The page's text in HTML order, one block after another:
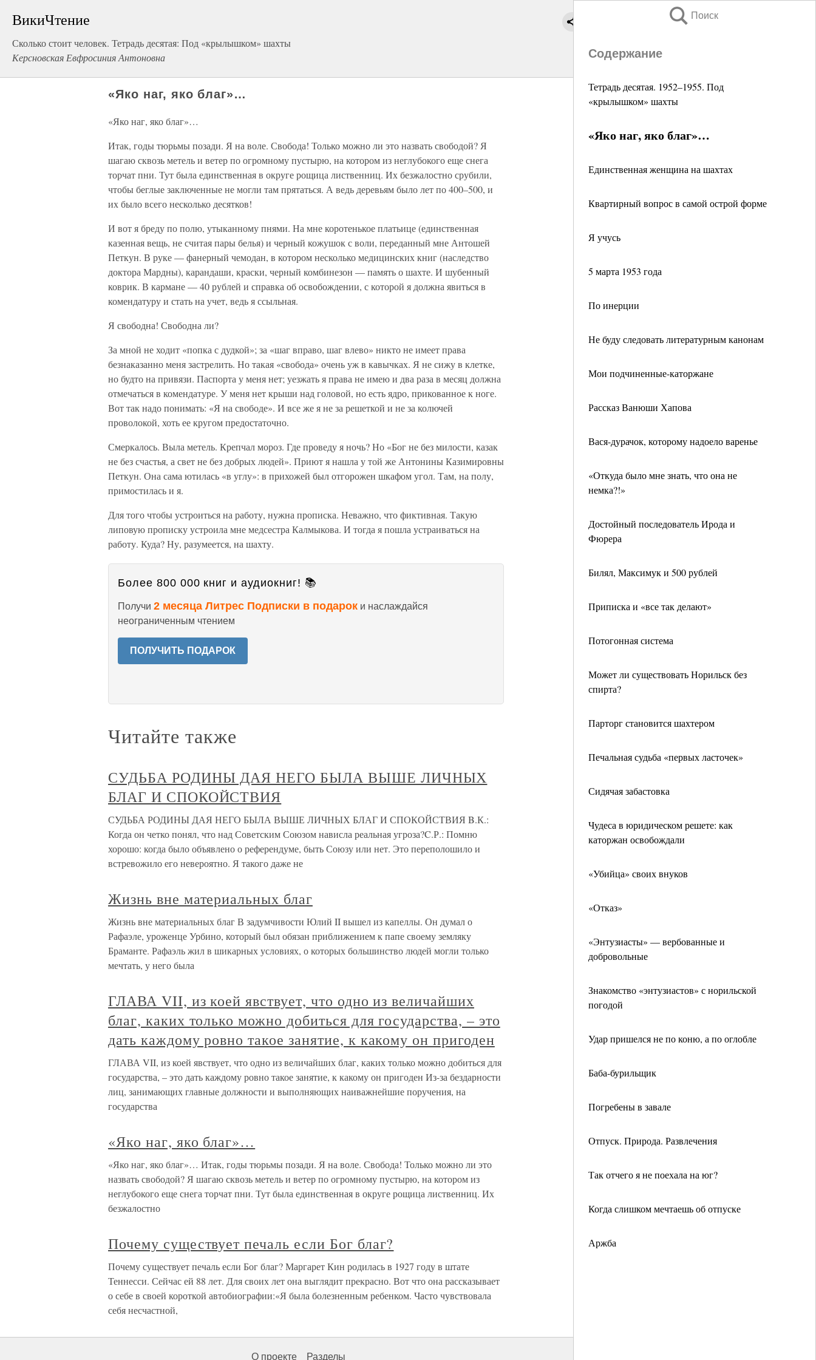
ВикиЧтение
Сколько стоит человек. Тетрадь десятая: Под «крылышком» шахты
Керсновская Евфросиния Антоновна
Поиск
Содержание
Тетрадь десятая. 1952–1955. Под
«крылышком» шахты
«Яко наг, яко благ»…
Единственная женщина на шахтах
Квартирный вопрос в самой острой форме
Я учусь
5 марта 1953 года
По инерции
Не буду следовать литературным канонам
Мои подчиненные-каторжане
Рассказ Ванюши Хапова
Вася-дурачок, которому надоело варенье
«Откуда было мне знать, что она не
немка?!»
Достойный последователь Ирода и
Фюрера
Билял, Максимук и 500 рублей
Приписка и «все так делают»
Потогонная система
Может ли существовать Норильск без
спирта?
Парторг становится шахтером
Печальная судьба «первых ласточек»
Сидячая забастовка
Чудеса в юридическом решете: как
каторжан освобождали
«Убийца» своих внуков
«Отказ»
«Энтузиасты» — вербованные и
добровольные
Знакомство «энтузиастов» с норильской
погодой
Удар пришелся не по коню, а по оглобле
Баба-бурильщик
Погребены в завале
Отпуск. Природа. Развлечения
Так отчего я не поехала на юг?
Когда слишком мечтаешь об отпуске
Аржба
«Яко наг, яко благ»…
«Яко наг, яко благ»…
Итак, годы тюрьмы позади. Я на воле. Свобода! Только можно ли это назвать свободой? Я
шагаю сквозь метель и ветер по огромному пустырю, на котором из неглубокого еще снега
торчат пни. Тут была единственная в округе рощица лиственниц. Их безжалостно срубили,
чтобы беглые заключенные не могли там прятаться. А ведь деревьям было лет по 400–500, и
их было всего несколько десятков!
И вот я бреду по полю, утыканному пнями. На мне коротенькое платьице (единственная
казенная вещь, не считая пары белья) и черный кожушок с воли, переданный мне Антошей
Петкун. В руке — фанерный чемодан, в котором несколько медицинских книг (наследство
доктора Мардны), карандаши, краски, черный комбинезон — память о шахте. И шубенный
коврик. В кармане — 40 рублей и справка об освобождении, с которой я должна явиться в
комендатуру и стать на учет, ведь я ссыльная.
Я свободна! Свободна ли?
За мной не ходит «попка с дудкой»; за «шаг вправо, шаг влево» никто не имеет права
безнаказанно меня застрелить. Но такая «свобода» очень уж в кавычках. Я не сижу в клетке,
но будто на привязи. Паспорта у меня нет; уезжать я права не имею и два раза в месяц должна
отмечаться в комендатуре. У меня нет крыши над головой, но есть ядро, прикованное к ноге.
Вот так надо понимать: «Я на свободе». И все же я не за решеткой и не за колючей
проволокой, хоть ее кругом предостаточно.
Смеркалось. Выла метель. Крепчал мороз. Где проведу я ночь? Но «Бог не без милости, казак
не без счастья, а свет не без добрых людей». Приют я нашла у той же Антонины Казимировны
Петкун. Она сама ютилась «в углу»: в прихожей был отгорожен шкафом угол. Там, на полу,
примостилась и я.
Для того чтобы устроиться на работу, нужна прописка. Неважно, что фиктивная. Такую
липовую прописку устроила мне медсестра Калмыкова. И тогда я пошла устраиваться на
работу. Куда? Ну, разумеется, на шахту.
Более 800 000 книг и аудиокниг! 📚
Получи 2 месяца Литрес Подписки в подарок и наслаждайся
неограниченным чтением
ПОЛУЧИТЬ ПОДАРОК
Читайте также
СУДЬБА РОДИНЫ ДАЯ НЕГО БЫЛА ВЫШЕ ЛИЧНЫХ
БЛАГ И СПОКОЙСТВИЯ
СУДЬБА РОДИНЫ ДАЯ НЕГО БЫЛА ВЫШЕ ЛИЧНЫХ БЛАГ И СПОКОЙСТВИЯ B.К.:
Когда он четко понял, что над Советским Союзом нависла реальная угроза?C.Р.: Помню
хорошо: когда было объявлено о референдуме, быть Союзу или нет. Это переполошило и
встревожило его невероятно. Я такого даже не
Жизнь вне материальных благ
Жизнь вне материальных благ В задумчивости Юлий II вышел из капеллы. Он думал о
Рафаэле, уроженце Урбино, который был обязан приближением к папе своему земляку
Браманте. Рафаэль жил в шикарных условиях, о которых большинство людей могли только
мечтать, у него была
ГЛАВА VII, из коей явствует, что одно из величайших
благ, каких только можно добиться для государства, – это
дать каждому ровно такое занятие, к какому он пригоден
ГЛАВА VII, из коей явствует, что одно из величайших благ, каких только можно добиться для
государства, – это дать каждому ровно такое занятие, к какому он пригоден Из-за бездарности
лиц, занимающих главные должности и выполняющих наиважнейшие поручения, на
государства
«Яко наг, яко благ»…
«Яко наг, яко благ»… Итак, годы тюрьмы позади. Я на воле. Свобода! Только можно ли это
назвать свободой? Я шагаю сквозь метель и ветер по огромному пустырю, на котором из
неглубокого еще снега торчат пни. Тут была единственная в округе рощица лиственниц. Их
безжалостно
Почему существует печаль если Бог благ?
Почему существует печаль если Бог благ? Маргарет Кин родилась в 1927 году в штате
Теннесси. Сейчас ей 88 лет. Для своих лет она выглядит прекрасно. Вот что она рассказывает
о себе в своей короткой автобиографии:«Я была болезненным ребенком. Часто чувствовала
себя несчастной,
О проекте Разделы